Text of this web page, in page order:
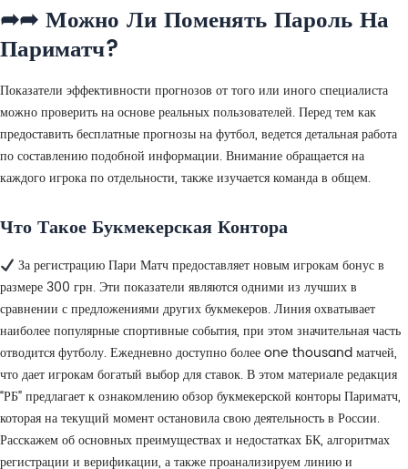
➦➦ Можно Ли Поменять Пароль На
Париматч?
Показатели эффективности прогнозов от того или иного специалиста
можно проверить на основе реальных пользователей. Перед тем как
предоставить бесплатные прогнозы на футбол, ведется детальная работа
по составлению подобной информации. Внимание обращается на
каждого игрока по отдельности, также изучается команда в общем.
Что Такое Букмекерская Контора
За регистрацию Пари Матч предоставляет новым игрокам бонус в
размере 300 грн. Эти показатели являются одними из лучших в
сравнении с предложениями других букмекеров. Линия охватывает
наиболее популярные спортивные события, при этом значительная часть
отводится футболу. Ежедневно доступно более one thousand матчей,
что дает игрокам богатый выбор для ставок. В этом материале редакция
“РБ” предлагает к ознакомлению обзор букмекерской конторы Париматч,
которая на текущий момент остановила свою деятельность в России.
Расскажем об основных преимуществах и недостатках БК, алгоритмах
регистрации и верификации, а также проанализируем линию и